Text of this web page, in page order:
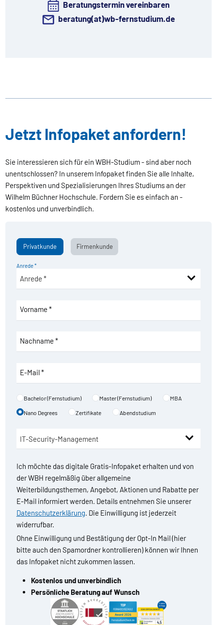
Beratungstermin vereinbaren
beratung(at)wb-fernstudium.de
Jetzt Infopaket anfordern!
Sie interessieren sich für ein WBH-Studium - sind aber noch
unentschlossen? In unserem Infopaket finden Sie alle Inhalte,
Perspektiven und Spezialisierungen Ihres Studiums an der
Wilhelm Büchner Hochschule. Fordern Sie es einfach an -
kostenlos und unverbindlich.
Privatkunde Firmenkunde
Anrede *
Vorname *
Nachname *
E-Mail *
Bachelor (Fernstudium) Master (Fernstudium) MBA
Nano Degrees Zertifikate Abendstudium
Ich möchte das digitale Gratis-Infopaket erhalten und von
der WBH regelmäßig über allgemeine
Weiterbildungsthemen, Angebot, Aktionen und Rabatte per
E-Mail informiert werden. Details entnehmen Sie unserer
Datenschutzerklärung. Die Einwilligung ist jederzeit
widerrufbar.
Ohne Einwilligung und Bestätigung der Opt-In Mail (hier
bitte auch den Spamordner kontrollieren) können wir Ihnen
das Infopaket nicht zukommen lassen.
Kostenlos und unverbindlich
Persönliche Beratung auf Wunsch